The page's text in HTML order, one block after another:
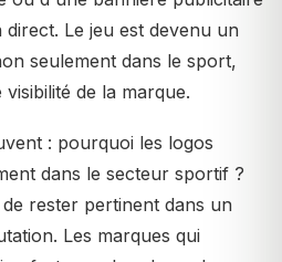
Le jeu est devenu un
seulement dans le sport,
de la marque.
: pourquoi les logos
dans le secteur sportif ?
rester pertinent dans un
Les marques qui